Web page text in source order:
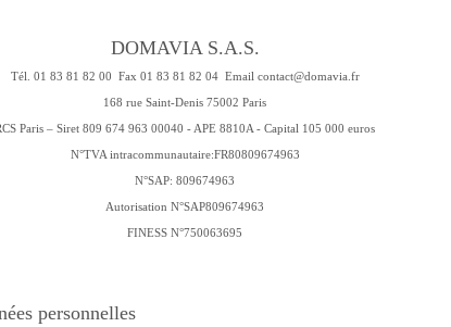
DOMAVIA S.A.S.
Tél. 01 83 81 82 00 Fax 01 83 81 82 04 Email contact@domavia.fr
168 rue Saint-Denis 75002 Paris
Paris – Siret 809 674 963 00040 - APE 8810A - Capital 105 000 euros
N°TVA intracommunautaire:FR80809674963
N°SAP: 809674963
Autorisation N°SAP809674963
FINESS N°750063695
personnelles